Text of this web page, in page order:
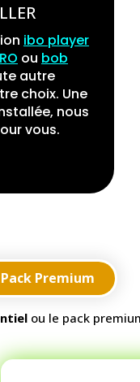
ibo player
ou bob
autre
choix. Une
nous
vous.
Pack Premium
ou le pack